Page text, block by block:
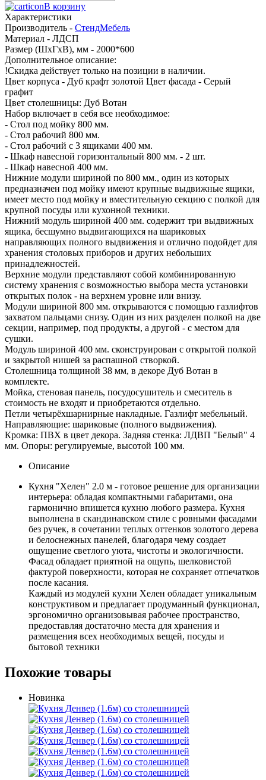
В корзину
Характеристики
Производитель - СтендМебель
Материал - ЛДСП
Размер (ШхГхВ), мм - 2000*600
Дополнительное описание:
!Скидка действует только на позиции в наличии.
Цвет корпуса - Дуб крафт золотой Цвет фасада - Серый
графит
Цвет столешницы: Дуб Вотан
Набор включает в себя все необходимое:
- Стол под мойку 800 мм.
- Стол рабочий 800 мм.
- Стол рабочий с 3 ящиками 400 мм.
- Шкаф навесной горизонтальный 800 мм. - 2 шт.
- Шкаф навесной 400 мм.
Нижние модули шириной по 800 мм., один из которых
предназначен под мойку имеют крупные выдвижные ящики,
имеет место под мойку и вместительную секцию с полкой для
крупной посуды или кухонной техники.
Нижний модуль шириной 400 мм. содержит три выдвижных
ящика, бесшумно выдвигающихся на шариковых
направляющих полного выдвижения и отлично подойдет для
хранения столовых приборов и других небольших
принадлежностей.
Верхние модули представляют собой комбинированную
систему хранения с возможностью выбора места установки
открытых полок - на верхнем уровне или внизу.
Модули шириной 800 мм. открываются с помощью газлифтов
захватом пальцами снизу. Один из них разделен полкой на две
секции, например, под продукты, а другой - с местом для
сушки.
Модуль шириной 400 мм. сконструирован с открытой полкой
и закрытой нишей за распашной створкой.
Столешница толщиной 38 мм, в декоре Дуб Вотан в
комплекте.
Мойка, стеновая панель, посудосушитель и смеситель в
стоимость не входят и приобретаются отдельно.
Петли четырёхшарнирные накладные. Газлифт мебельный.
Направляющие: шариковые (полного выдвижения).
Кромка: ПВХ в цвет декора. Задняя стенка: ЛДВП "Белый" 4
мм. Опоры: регулируемые, высотой 100 мм.
Описание
Кухня "Хелен" 2.0 м - готовое решение для организации
интерьера: обладая компактными габаритами, она
гармонично впишется кухню любого размера. Кухня
выполнена в скандинавском стиле с ровными фасадами
без ручек, в сочетании теплых оттенков золотого дерева
и белоснежных панелей, благодаря чему создает
ощущение светлого уюта, чистоты и экологичности.
Фасад обладает приятной на ощупь, шелковистой
фактурой поверхности, которая не сохраняет отпечатков
после касания.
Каждый из модулей кухни Хелен обладает уникальным
конструктивом и предлагает продуманный функционал,
эргономично организовывая рабочее пространство,
предоставляя достаточно места для хранения и
размещения всех необходимых вещей, посуды и
бытовой техники
Похожие товары
Новинка